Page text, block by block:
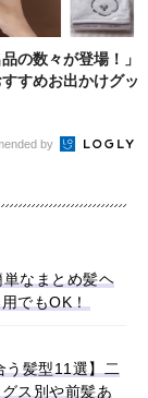
の数々が登場！」
すすめお出かけグッ
by
なまとめ髪ヘ
でもOK！
う髪型11選】二
ス別や前髪あ